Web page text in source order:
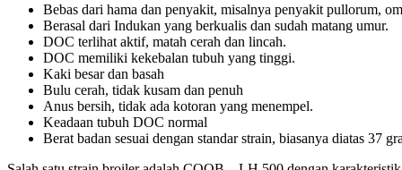
Bebas dari hama dan penyakit, misalnya penyakit pullorum,
Berasal dari Indukan yang berkualis dan sudah matang umur.
DOC terlihat aktif, matah cerah dan lincah.
DOC memiliki kekebalan tubuh yang tinggi.
Kaki besar dan basah
Bulu cerah, tidak kusam dan penuh
Anus bersih, tidak ada kotoran yang menempel.
Keadaan tubuh DOC normal
Berat badan sesuai dengan standar strain, biasanya diatas 37